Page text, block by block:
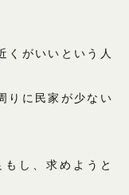
くがいいという人
りに民家が少ない
し、求めようと